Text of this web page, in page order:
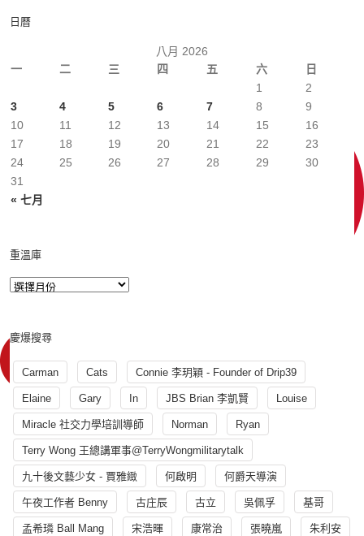
日曆
八月 2026
一
二 三 四 五 六 日
« 七月
1
2
3
4 5 6 7 8
9
10
11 12 13 14 15
16
17
18 19 20 21 22
23
24
25 26 27 28 29
30
31
重溫庫
慶爆搜尋
Carman Cats Connie 李玥穎 - Founder of Drip39
Elaine Gary In JBS Brian 李凱賢 Louise
Miracle 社交力學培訓導師 Norman Ryan
Terry Wong 王總講軍事@TerryWongmilitarytalk
九十後文藝少女 - 賈雅緻 何啟明 何爵天導演
午夜工作者 Benny 古庄辰 古立 吳佩孚 基哥
孟希璘 Ball Mang 宋浩暉 康常治 張曉嵐 朱利安